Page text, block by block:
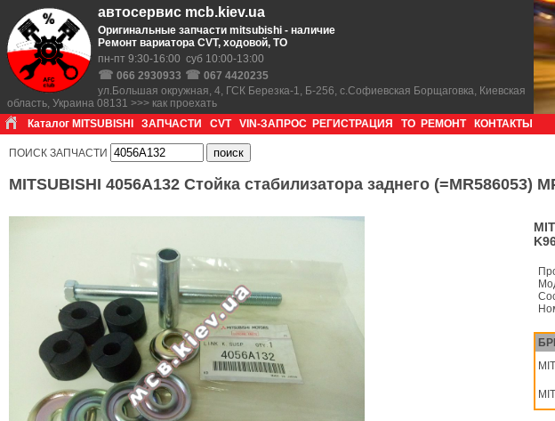
автосервис mcb.kiev.ua
Оригинальные запчасти mitsubishi - наличие
Ремонт вариатора CVT, ходовой, ТО
пн-пт 9:30-16:00 суб 10:00-13:00
☎ 066 2930933 ☎ 067 4420235
ул.Большая окружная, 4, ГСК Березка-1, Б-256, с.Софиевская Борщаговка, Киевская
область, Украина 08131 >>> как проехать
Каталог MITSUBISHI
ЗАПЧАСТИ CVT VIN-ЗАПРОС РЕГИСТРАЦИЯ ТО РЕМОНТ КОНТАКТЫ
ПОИСК ЗАПЧАСТИ
MITSUBISHI 4056A132 Стойка стабилизатора заднего (=MR586053)